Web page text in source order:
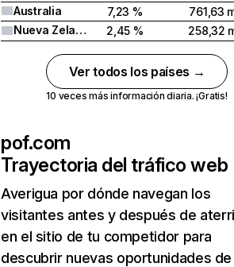
Australia
7,23 %
761,63
Nueva Zelanda
2,45 % 258,32
Ver todos los países →
10 veces más información diaria. ¡Gratis!
pof.com
Trayectoria del tráfico web
Averigua por dónde navegan los
visitantes antes y después de
en el sitio de tu competidor para
descubrir nuevas oportunidades de